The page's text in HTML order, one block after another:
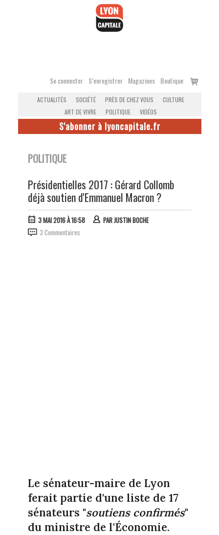
Se connecter S’enregistrer Magazines Boutique
Voir
ACTUALITÉS SOCIÉTÉ PRÈS DE CHEZ VOUS
CULTURE
ART DE VIVRE
POLITIQUE VIDÉOS
S'abonner à lyoncapitale.fr
POLITIQUE
Présidentielles 2017 : Gérard Collomb
déjà soutien d'Emmanuel Macron ?
3 MAI 2016 À 16:58 PARJUSTIN BOCHE
3 Commentaires
Le sénateur-maire de Lyon
ferait partie d'une liste de 17
sénateurs "soutiens confirmés"
du ministre de l'Économie.